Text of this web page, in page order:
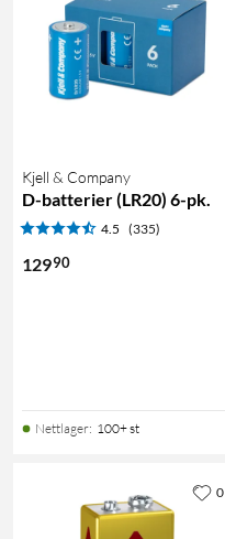
Kjell & Company
D-batterier (LR20) 6-pk.
4.5 (335)
12990
Nettlager: 100+ st
0